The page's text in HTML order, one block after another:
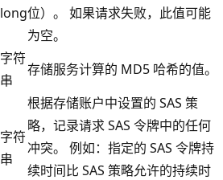
long位）。 如果请求失败，此值可能
为空。
字符
串
存储服务计算的 MD5 哈希的值。
字符
串
根据存储账户中设置的 SAS 策
略，记录请求 SAS 令牌中的任何
冲突。 例如：指定的 SAS 令牌持
续时间比 SAS 策略允许的持续时